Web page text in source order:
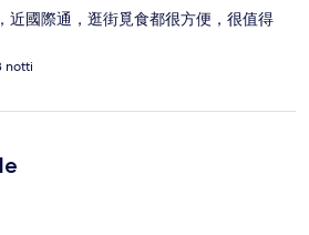
近國際通，逛街覓食都很方便，很值得
notti